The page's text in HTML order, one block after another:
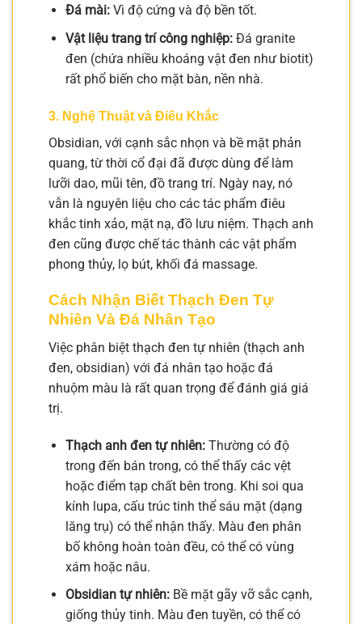
Đá mài:Vì độ cứng và độ bền tốt.
Vật liệu trang trí công nghiệp:Đá granite
đen (chứa nhiều khoáng vật đen như biotit)
rất phổ biến cho mặt bàn, nền nhà.
3. Nghệ Thuật và Điêu Khắc
Obsidian, với cạnh sắc nhọn và bề mặt phản
quang, từ thời cổ đại đã được dùng để làm
lưỡi dao, mũi tên, đồ trang trí. Ngày nay, nó
vẫn là nguyên liệu cho các tác phẩm điêu
khắc tinh xảo, mặt nạ, đồ lưu niệm. Thạch anh
đen cũng được chế tác thành các vật phẩm
phong thủy, lọ bút, khối đá massage.
Cách Nhận Biết Thạch Đen Tự
Nhiên Và Đá Nhân Tạo
Việc phân biệt thạch đen tự nhiên (thạch anh
đen, obsidian) với đá nhân tạo hoặc đá
nhuộm màu là rất quan trọng để đánh giá giá
trị.
Thạch anh đen tự nhiên:Thường có độ
trong đến bán trong, có thể thấy các vệt
hoặc điểm tạp chất bên trong. Khi soi qua
kính lupa, cấu trúc tinh thể sáu mặt (dạng
lăng trụ) có thể nhận thấy. Màu đen phân
bố không hoàn toàn đều, có thể có vùng
xám hoặc nâu.
Obsidian tự nhiên:Bề mặt gãy vỡ sắc cạnh,
giống thủy tinh. Màu đen tuyền, có thể có